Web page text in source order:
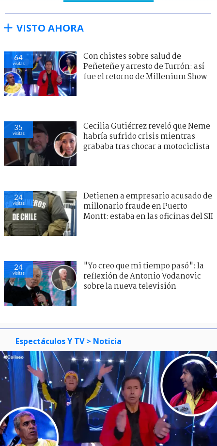
VISTO AHORA
64
visitas
Con chistes sobre salud de
Peñeteñe y arresto de Turrón: así
fue el retorno de Millenium Show
35
visitas
Cecilia Gutiérrez reveló que Neme
habría sufrido crisis mientras
grababa tras chocar a motociclista
24
visitas
Detienen a empresario acusado de
millonario fraude en Puerto
Montt: estaba en las oficinas del SII
24
visitas
"Yo creo que mi tiempo pasó": la
reflexión de Antonio Vodanovic
sobre la nueva televisión
Espectáculos Y TV > Noticia